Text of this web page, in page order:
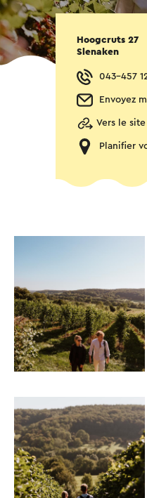
Hoogcruts 27
Slenaken
043-457
Envoyez
Vers le
Planifier